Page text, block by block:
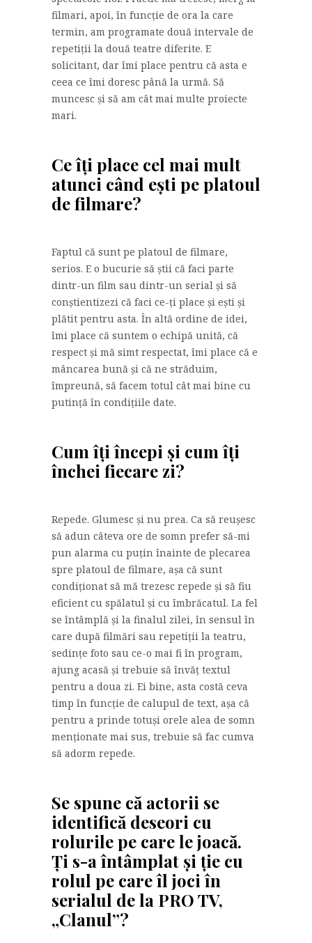
filmari, apoi, în funcție de ora la care
termin, am programate două intervale de
repetiții la două teatre diferite. E
solicitant, dar îmi place pentru că asta e
ceea ce îmi doresc până la urmă. Să
muncesc și să am cât mai multe proiecte
mari.
Ce îți place cel mai mult
atunci când ești pe platoul
de filmare?
Faptul că sunt pe platoul de filmare,
serios. E o bucurie să știi că faci parte
dintr-un film sau dintr-un serial și să
conștientizezi că faci ce-ți place și ești și
plătit pentru asta. În altă ordine de idei,
îmi place că suntem o echipă unită, că
respect și mă simt respectat, îmi place că e
mâncarea bună și că ne străduim,
împreună, să facem totul cât mai bine cu
putință în condițiile date.
Cum îți începi și cum îți
închei fiecare zi?
Repede. Glumesc și nu prea. Ca să reușesc
să adun câteva ore de somn prefer să-mi
pun alarma cu puțin înainte de plecarea
spre platoul de filmare, așa că sunt
condiționat să mă trezesc repede și să fiu
eficient cu spălatul și cu îmbrăcatul. La fel
se întâmplă și la finalul zilei, în sensul în
care după filmări sau repetiții la teatru,
sedințe foto sau ce-o mai fi în program,
ajung acasă și trebuie să învăț textul
pentru a doua zi. Ei bine, asta costă ceva
timp în funcție de calupul de text, așa că
pentru a prinde totuși orele alea de somn
menționate mai sus, trebuie să fac cumva
să adorm repede.
Se spune că actorii se
identifică deseori cu
rolurile pe care le joacă.
Ți s-a întâmplat și ție cu
rolul pe care îl joci în
serialul de la PRO TV,
„Clanul”?